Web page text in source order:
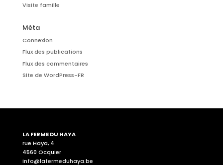
Visite famille
Méta
Connexion
Flux des publications
Flux des commentaires
Site de WordPress-FR
LA FERME DU HAYA
rue Haya, 4
4560 Ocquier
info@lafermeduhaya.be